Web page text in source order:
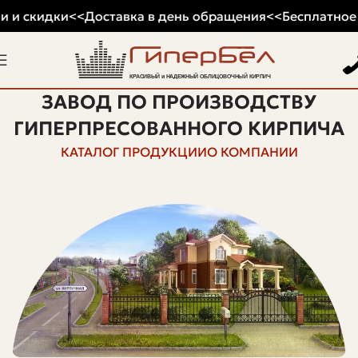
ЗАВОД ПО ПРОИЗВОДСТВУ
ГИПЕРПРЕСОВАННОГО КИРПИЧА
КАТАЛОГ ПРОДУКЦИИО КОМПАНИИ
скидки<<Доставка в день обращения<<Бесплатное